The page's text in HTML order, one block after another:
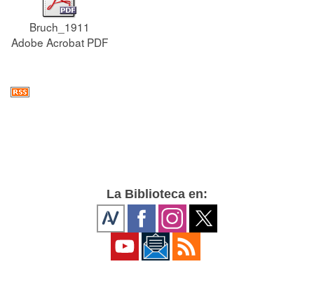
Bruch_1911
Adobe Acrobat PDF
La Biblioteca en: